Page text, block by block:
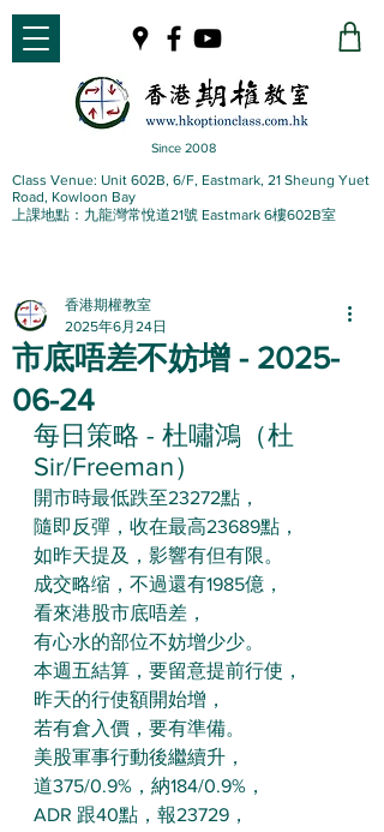
Since 2008
Class Venue: Unit 602B, 6/F, Eastmark, 21 Sheung Yuet
Road, Kowloon Bay
上課地點：九龍灣常悅道21號 Eastmark 6樓602B室
市底唔差不妨增 - 2025-
06-24
香港期權教室
2025年6月24日
每日策略 - 杜嘯鴻（杜
Sir/Freeman）
開市時最低跌至23272點，
隨即反彈，收在最高23689點，
如昨天提及，影響有但有限。
成交略缩，不過還有1985億，
看來港股市底唔差，
有心水的部位不妨增少少。
本週五結算，要留意提前行使，
昨天的行使額開始增，
若有倉入價，要有準備。
美股軍事行動後繼續升，
道375/0.9%，納184/0.9%，
ADR 跟40點，報23729，